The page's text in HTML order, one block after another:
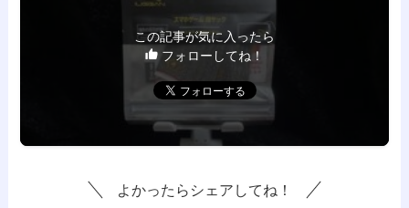
この記事が気に入ったら
フォローしてね！
よかったらシェアしてね！